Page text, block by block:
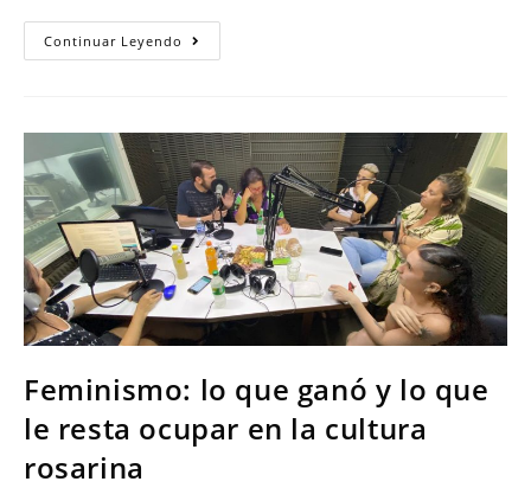
Continuar Leyendo
Feminismo: lo que ganó y lo que
le resta ocupar en la cultura
rosarina